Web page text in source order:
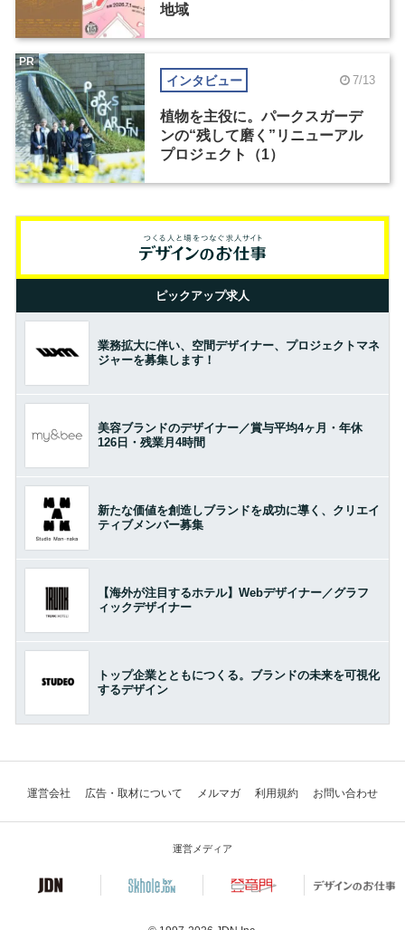
地域
インタビュー 7/13
植物を主役に。パークスガーデ
ンの“残して磨く”リニューアル
プロジェクト（1）
PR
ピックアップ求人
業務拡大に伴い、空間デザイナー、プロジェクトマネ
ジャーを募集します！
美容ブランドのデザイナー／賞与平均4ヶ月・年休
126日・残業月4時間
新たな価値を創造しブランドを成功に導く、クリエイ
ティブメンバー募集
【海外が注目するホテル】Webデザイナー／グラフ
ィックデザイナー
トップ企業とともにつくる。ブランドの未来を可視化
するデザイン
運営会社 広告・取材について メルマガ 利用規約 お問い合わせ
運営メディア